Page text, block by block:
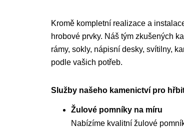
Kromě kompletní realizace a
hrobové prvky. Náš tým zkušených
rámy, sokly, nápisní desky, svítilny,
podle vašich potřeb.
Služby našeho kamenictví pro
Žulové pomníky na míru
Nabízíme kvalitní žulové